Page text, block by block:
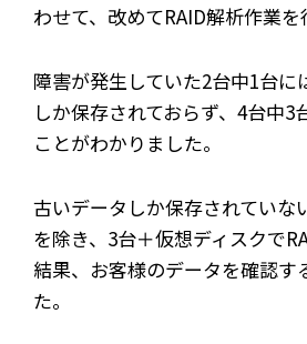
わせて、改めてRAID解析作業を
障害が発生していた2台中1台に
しか保存されておらず、4台中3
ことがわかりました。
古いデータしか保存されていな
を除き、3台＋仮想ディスクで
結果、お客様のデータを確認す
た。